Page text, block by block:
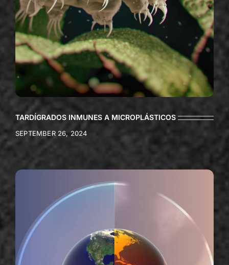
TARDÍGRADOS INMUNES A MICROPLÁSTICOS
SEPTEMBER 26, 2024